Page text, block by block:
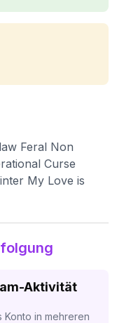
Feral Non
Curse
My Love is
Aktivität
Konto in mehreren